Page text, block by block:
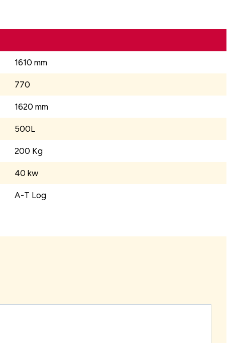
1610 mm
770
1620 mm
500L
200 Kg
40 kw
A-T Log